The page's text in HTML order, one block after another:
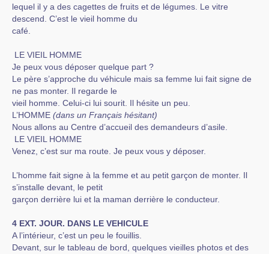
lequel il y a des cagettes de fruits et de légumes. Le vitre
descend. C’est le vieil homme du
café.
LE VIEIL HOMME
Je peux vous déposer quelque part ?
Le père s’approche du véhicule mais sa femme lui fait signe de
ne pas monter. Il regarde le
vieil homme. Celui-ci lui sourit. Il hésite un peu.
L’HOMME (dans un Français hésitant)
Nous allons au Centre d’accueil des demandeurs d’asile.
LE VIEIL HOMME
Venez, c’est sur ma route. Je peux vous y déposer.
L’homme fait signe à la femme et au petit garçon de monter. Il
s’installe devant, le petit
garçon derrière lui et la maman derrière le conducteur.
4 EXT. JOUR. DANS LE VEHICULE
A l’intérieur, c’est un peu le fouillis.
Devant, sur le tableau de bord, quelques vieilles photos et des